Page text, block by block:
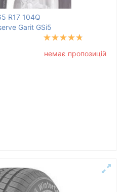
R17 104Q
Garit GSi5
немає пропозицій